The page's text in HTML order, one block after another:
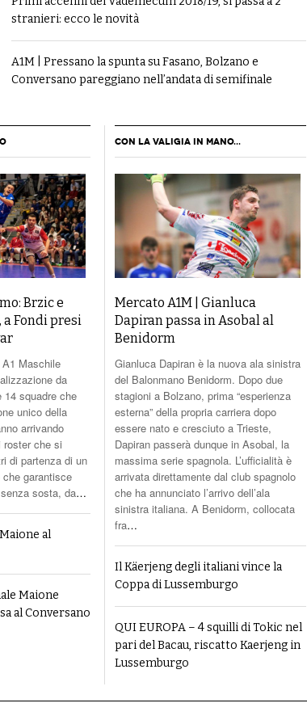
Primi accenni del Vademecum 2018/19, si passa a 2
A1M | Pressano la spunta su Fasano, Bolzano e
Brzic e
Fondi presi
Maschile
da
squadre che
unico della
arrivando
roster che si
di partenza di un
garantisce
al
Maione
CON LA VALIGIA IN MANO...
Mercato A1M | Gianluca
Dapiran passa in Asobal al
Gianluca Dapiran è la nuova ala sinistra
del Balonmano Benidorm. Dopo due
stagioni a Bolzano, prima “esperienza
esterna” della propria carriera dopo
essere nato e cresciuto a Trieste,
Dapiran passerà dunque in Asobal, la
massima serie spagnola. L’ufficialità è
arrivata direttamente dal club spagnolo
che ha annunciato l’arrivo dell’ala
sinistra italiana. A Benidorm, collocata
Il Käerjeng degli italiani vince la
QUI EUROPA – 4 squilli di Tokic nel
pari del Bacau, riscatto Kaerjeng in